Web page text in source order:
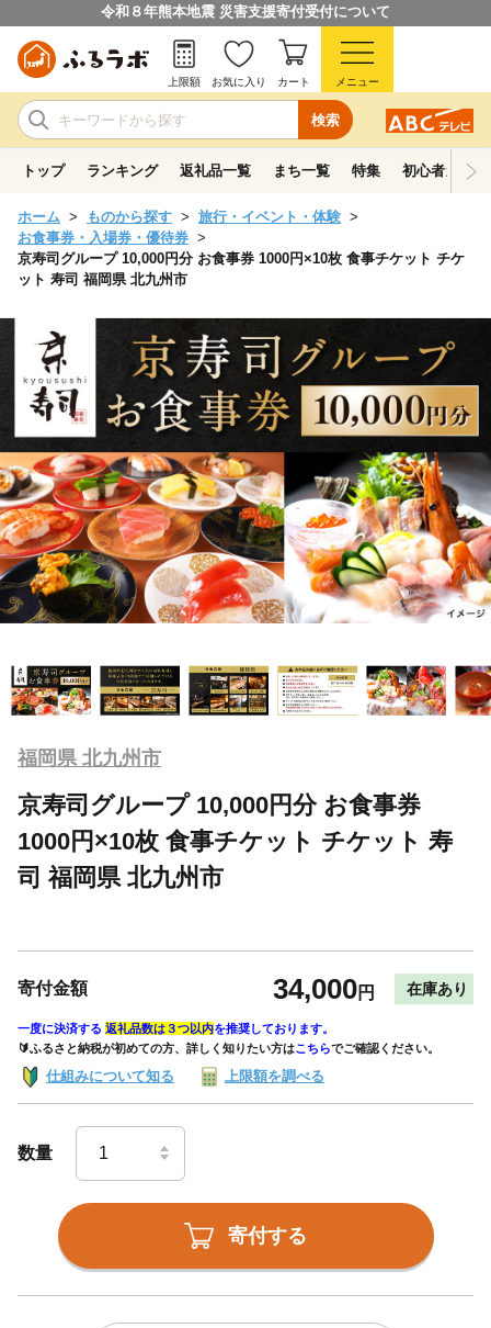
令和８年熊本地震 災害支援寄付受付について
検索
上限額 お気に入り カート メニュー
トップ ランキング 返礼品一覧 まち一覧 特集 初心者ガイド
ホーム ものから探す
旅行・イベント・体験
お食事券・入場券・優待券
京寿司グループ 10,000円分 お食事券 1000円×10枚 食事チケット チケ
ット 寿司 福岡県 北九州市
福岡県 北九州市
京寿司グループ 10,000円分 お食事券
1000円×10枚 食事チケット チケット 寿
司 福岡県 北九州市
寄付金額 34,000円 在庫あり
一度に決済する 返礼品数は３つ以内を推奨しております。
🔰ふるさと納税が初めての方、詳しく知りたい方はこちらでご確認ください。
仕組みについて知る 上限額を調べる
数量
寄付する